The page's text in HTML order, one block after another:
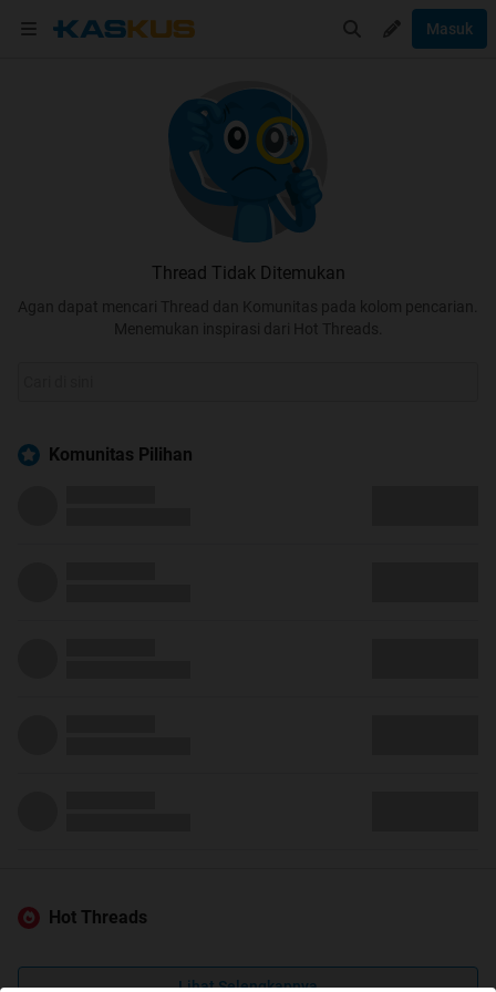
Masuk
Thread Tidak Ditemukan
Agan dapat mencari Thread dan Komunitas pada kolom pencarian.
Menemukan inspirasi dari Hot Threads.
Komunitas Pilihan
Hot Threads
Lihat Selengkapnya